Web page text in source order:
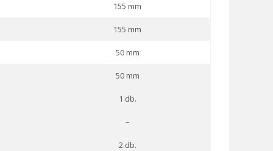
155 mm
155 mm
50 mm
50 mm
1 db.
–
2 db.